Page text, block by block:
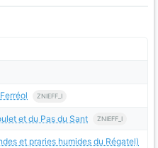
ZNIEFF_I
et du Pas du Sant ZNIEFF_I
et praries humides du Régatel)